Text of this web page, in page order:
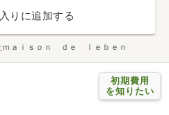
りに追加する
ｍａｉｓｏｎ ｄｅ ｌｅｂｅｎ
初期費用
を知りたい